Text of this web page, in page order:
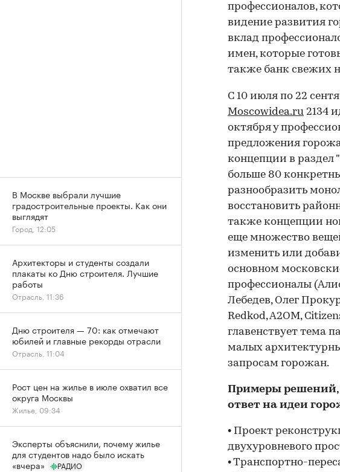
профессионалов,
видение развития
вклад
имен, которые
также банк свежих
С 10 июля по 22
Moscowidea.ru 2134
октября у
предложения
концепции в раздел
больше 80
разнообразить
восстановить
также концепции
еще множество
изменить или
основном
профессионалы
Лебедев, Олег
Redkod, A2OM,
главенствует тема
малых
запросам горожан.
Примеры решений,
ответ на идеи
• Проект
двухуровневого
• Транспортно-
В Москве выбрали лучшие
градостроительные проекты. Как они
выглядят
Город, 12:05
Архитекторы и студенты создали
плакаты ко Дню строителя. Лучшие
работы
Отрасль, 11:36
Дню строителя — 70: как отмечают
юбилей и главные рекорды отрасли
Отрасль, 11:04
Рост цен на жилье в июле охватил все
округа Москвы
Жилье, 09:34
Эксперты объяснили, почему жилье
для студентов надо было искать
«вчера»
РАДИО